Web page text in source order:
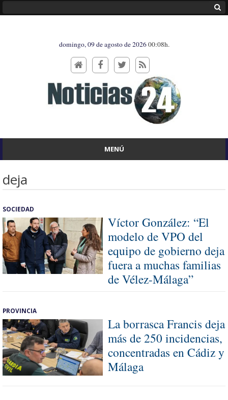
domingo, 09 de agosto de 202600:08h.
MENÚ
deja
SOCIEDAD
Víctor González: “El
modelo de VPO del
equipo de gobierno deja
fuera a muchas familias
de Vélez-Málaga”
PROVINCIA
La borrasca Francis deja
más de 250 incidencias,
concentradas en Cádiz y
Málaga